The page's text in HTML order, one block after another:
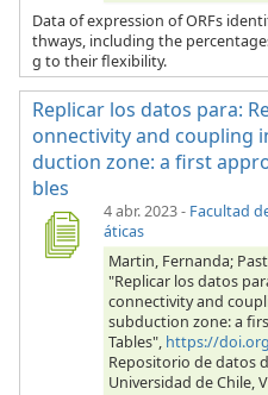
Data of expression of ORFs
thways, including the
g to their flexibility.
Replicar los datos para:
onnectivity and coupling
duction zone: a first
bles
4 abr. 2023- Facultad
áticas
Martin, Fernanda;
"Replicar los datos
connectivity and
subduction zone: a
Tables", https://
Repositorio de datos
Universidad de Chile,